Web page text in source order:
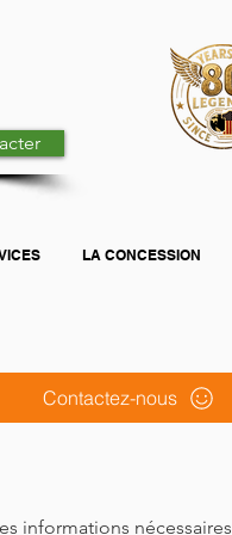
LA CONCESSION
Contactez-nous
informations nécessaires